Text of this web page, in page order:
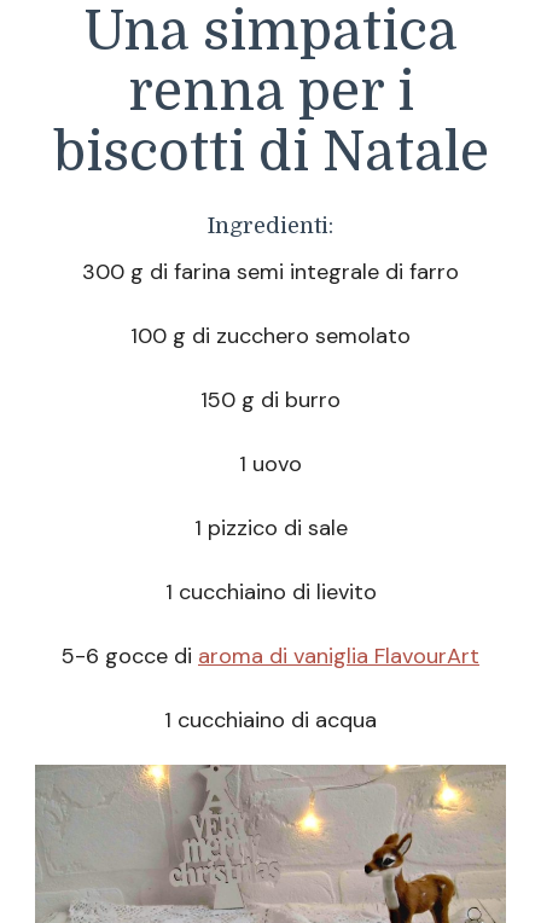
Una simpatica
renna per i
biscotti di Natale
Ingredienti:
300 g di farina semi integrale di farro
100 g di zucchero semolato
150 g di burro
1 uovo
1 pizzico di sale
1 cucchiaino di lievito
5-6 gocce di aroma di vaniglia FlavourArt
1 cucchiaino di acqua